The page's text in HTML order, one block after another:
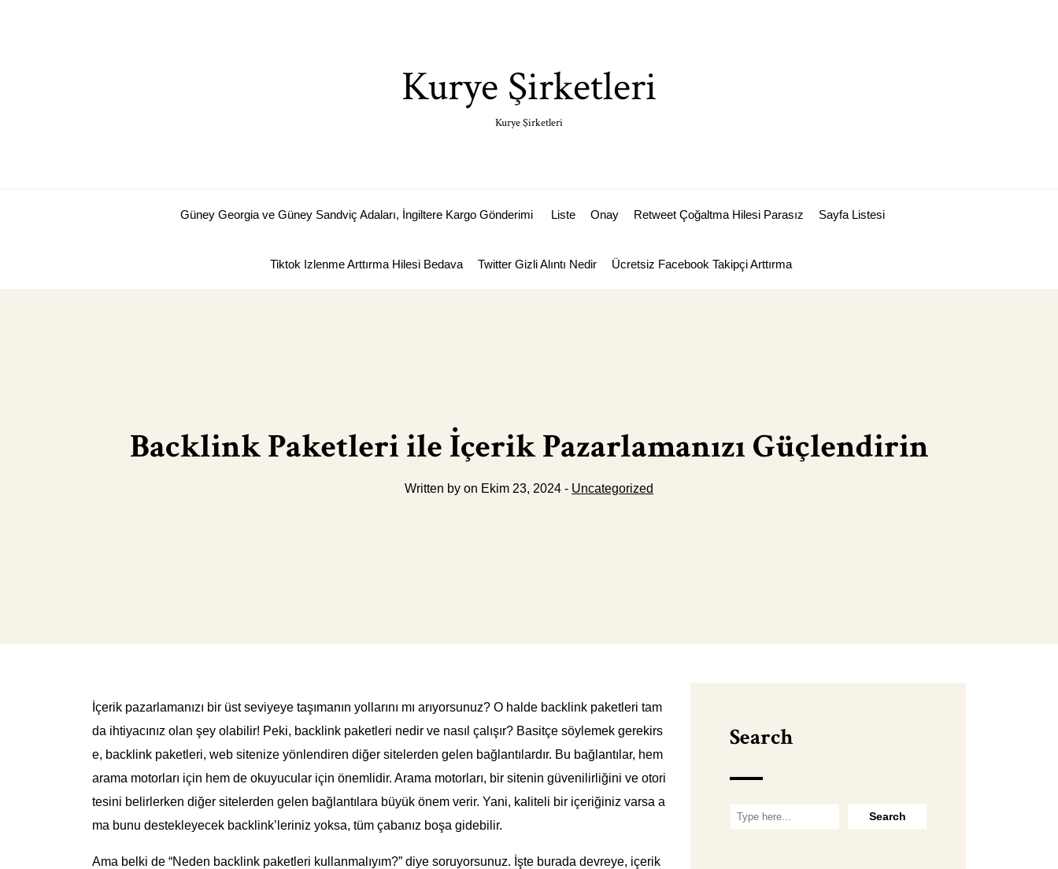
Kurye Şirketleri
Kurye Şirketleri
Güney Georgia ve Güney Sandviç Adaları, İngiltere Kargo Gönderimi Liste Onay Retweet Çoğaltma Hilesi Parasız Sayfa Listesi
Tiktok Izlenme Arttırma Hilesi Bedava Twitter Gizli Alıntı Nedir Ücretsiz Facebook Takipçi Arttırma
Backlink Paketleri ile İçerik Pazarlamanızı Güçlendirin
Written by on Ekim 23, 2024 - Uncategorized
İçerik pazarlamanızı bir üst seviyeye taşımanın yollarını mı arıyorsunuz? O halde backlink paketleri tam
da ihtiyacınız olan şey olabilir! Peki, backlink paketleri nedir ve nasıl çalışır? Basitçe söylemek gerekirs
e, backlink paketleri, web sitenize yönlendiren diğer sitelerden gelen bağlantılardır. Bu bağlantılar, hem
arama motorları için hem de okuyucular için önemlidir. Arama motorları, bir sitenin güvenilirliğini ve otori
tesini belirlerken diğer sitelerden gelen bağlantılara büyük önem verir. Yani, kaliteli bir içeriğiniz varsa a
ma bunu destekleyecek backlink’leriniz yoksa, tüm çabanız boşa gidebilir.
Ama belki de “Neden backlink paketleri kullanmalıyım?” diye soruyorsunuz. İşte burada devreye, içerik
Search